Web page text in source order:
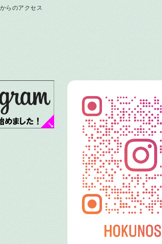
らのアクセス